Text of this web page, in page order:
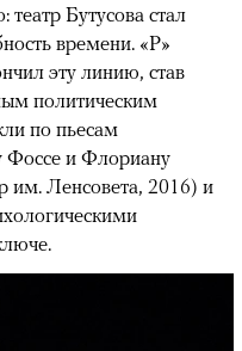
Бутусова стал
времени. «Р»
эту линию, став
политическим
по пьесам
Фоссе и Флориану
им. Ленсовета, 2016) и